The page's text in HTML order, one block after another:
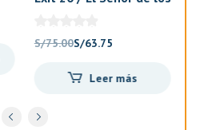
S/75.00El
original
S/63.75El
actual
Leer más